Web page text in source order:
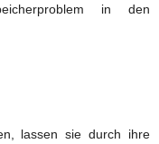
in den
lassen sie durch ihre